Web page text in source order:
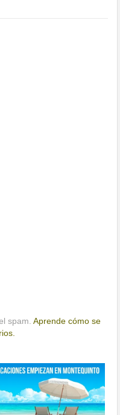
spam.Aprende cómo se